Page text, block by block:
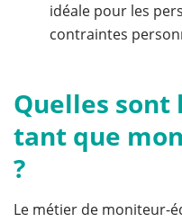
idéale pour les
contraintes
Quelles sont
tant que
?
Le métier de moniteur-